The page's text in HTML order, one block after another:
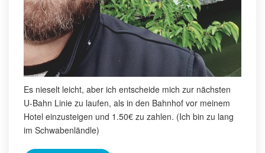
Es nieselt leicht, aber ich entscheide mich zur nächsten
U-Bahn Linie zu laufen, als in den Bahnhof vor meinem
Hotel einzusteigen und 1.50€ zu zahlen. (Ich bin zu lang
im Schwabenländle)